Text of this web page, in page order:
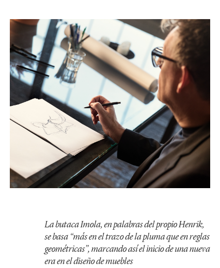
La butaca Imola, en palabras del propio Henrik,
se basa “más en el trazo de la pluma que en reglas
geométricas”, marcando así el inicio de una nueva
era en el diseño de muebles